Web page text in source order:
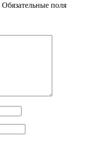
Обязательные поля